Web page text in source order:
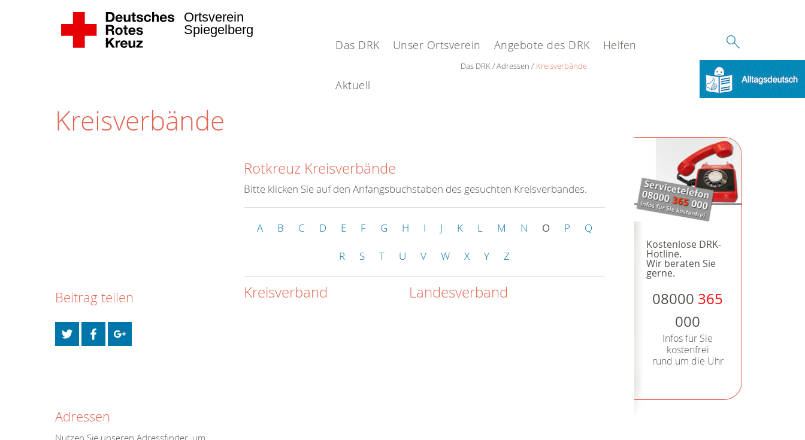
Das DRK Unser Ortsverein Angebote des DRK Helfen
Aktuell
Ortsverein
Spiegelberg
Das DRK Adressen Kreisverbände
Kreisverbände
Kostenlose DRK-
Hotline.
Wir beraten Sie
gerne.
08000 365
000
Infos für Sie
kostenfrei
rund um die Uhr
Rotkreuz Kreisverbände
Bitte klicken Sie auf den Anfangsbuchstaben des gesuchten Kreisverbandes.
A B C D E F G H I J K L M N O P Q
R S T U V W X Y Z
Kreisverband Landesverband
Beitrag teilen
Adressen